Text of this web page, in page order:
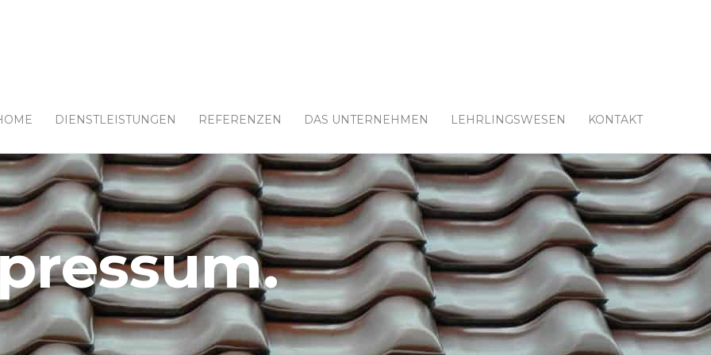
DIENSTLEISTUNGEN REFERENZEN DAS UNTERNEHMEN LEHRLINGSWESEN KONTAKT